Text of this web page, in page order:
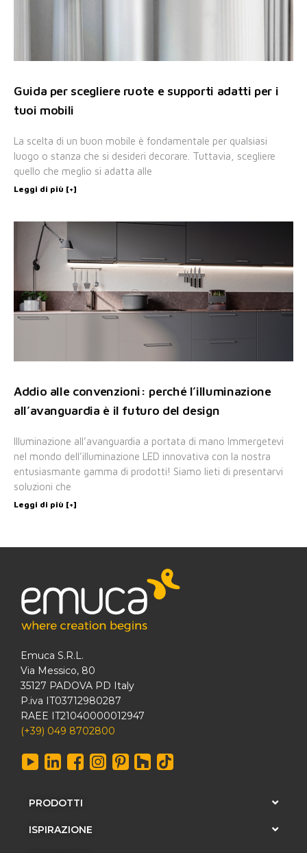
Guida per scegliere ruote e supporti adatti per i
tuoi mobili
La scelta di un buon mobile è fondamentale per qualsiasi
luogo o stanza che si desideri decorare. Tuttavia, scegliere
quello che meglio si adatta alle
Leggi di più [+]
Addio alle convenzioni: perché l’illuminazione
all’avanguardia è il futuro del design
Illuminazione all’avanguardia a portata di mano Immergetevi
nel mondo dell’illuminazione LED innovativa con la nostra
entusiasmante gamma di prodotti! Siamo lieti di presentarvi
soluzioni che
Leggi di più [+]
Emuca S.R.L.
Via Messico, 80
35127 PADOVA PD Italy
P.iva IT03712980287
RAEE IT21040000012947
(+39) 049 8702800
PRODOTTI
ISPIRAZIONE